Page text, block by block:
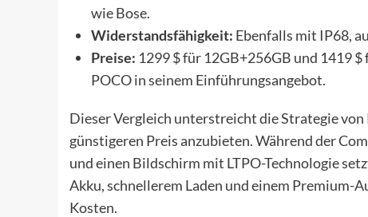
wie Bose.
Widerstandsfähigkeit: Ebenfalls mit IP68,
Preise: 1299 $ für 12GB+256GB und 1419
POCO in seinem Einführungsangebot.
Dieser Vergleich unterstreicht die Strategie
günstigeren Preis anzubieten. Während der
und einen Bildschirm mit LTPO-Technologie
Akku, schnellerem Laden und einem Premium-
Kosten.